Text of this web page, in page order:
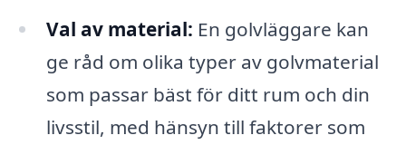
Val av material: En golvläggare kan
ge råd om olika typer av golvmaterial
som passar bäst för ditt rum och din
livsstil, med hänsyn till faktorer som